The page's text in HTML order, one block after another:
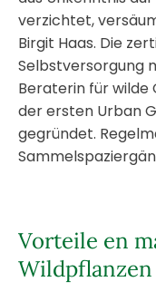
verzichtet,
Birgit Haas. Die
Selbstversorgung
Beraterin für wilde
der ersten Urban
gegründet.
Vorteile en
Wildpflanzen